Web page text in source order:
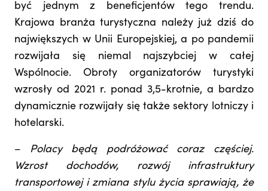
być jednym z beneficjentów tego trendu.
Krajowa branża turystyczna należy już dziś do
największych w Unii Europejskiej, a po pandemii
rozwijała się niemal najszybciej w całej
Wspólnocie. Obroty organizatorów turystyki
wzrosły od 2021 r. ponad 3,5-krotnie, a bardzo
dynamicznie rozwijały się także sektory lotniczy i
hotelarski.
– Polacy będą podróżować coraz częściej.
Wzrost dochodów, rozwój infrastruktury
transportowej i zmiana stylu życia sprawiają, że